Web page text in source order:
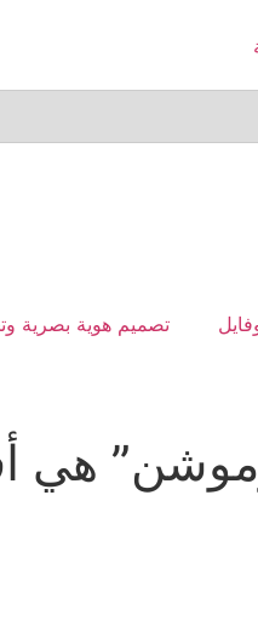
تصميم هوية بصرية